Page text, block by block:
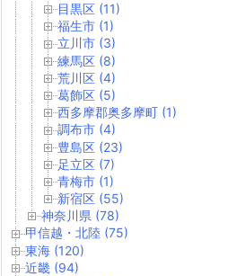
目黒区 (11)
福生市 (1)
立川市 (3)
練馬区 (8)
荒川区 (4)
葛飾区 (5)
西多摩郡奥多摩町 (1)
調布市 (4)
豊島区 (23)
足立区 (7)
青梅市 (1)
新宿区 (55)
神奈川県 (78)
甲信越・北陸 (75)
東海 (120)
近畿 (94)